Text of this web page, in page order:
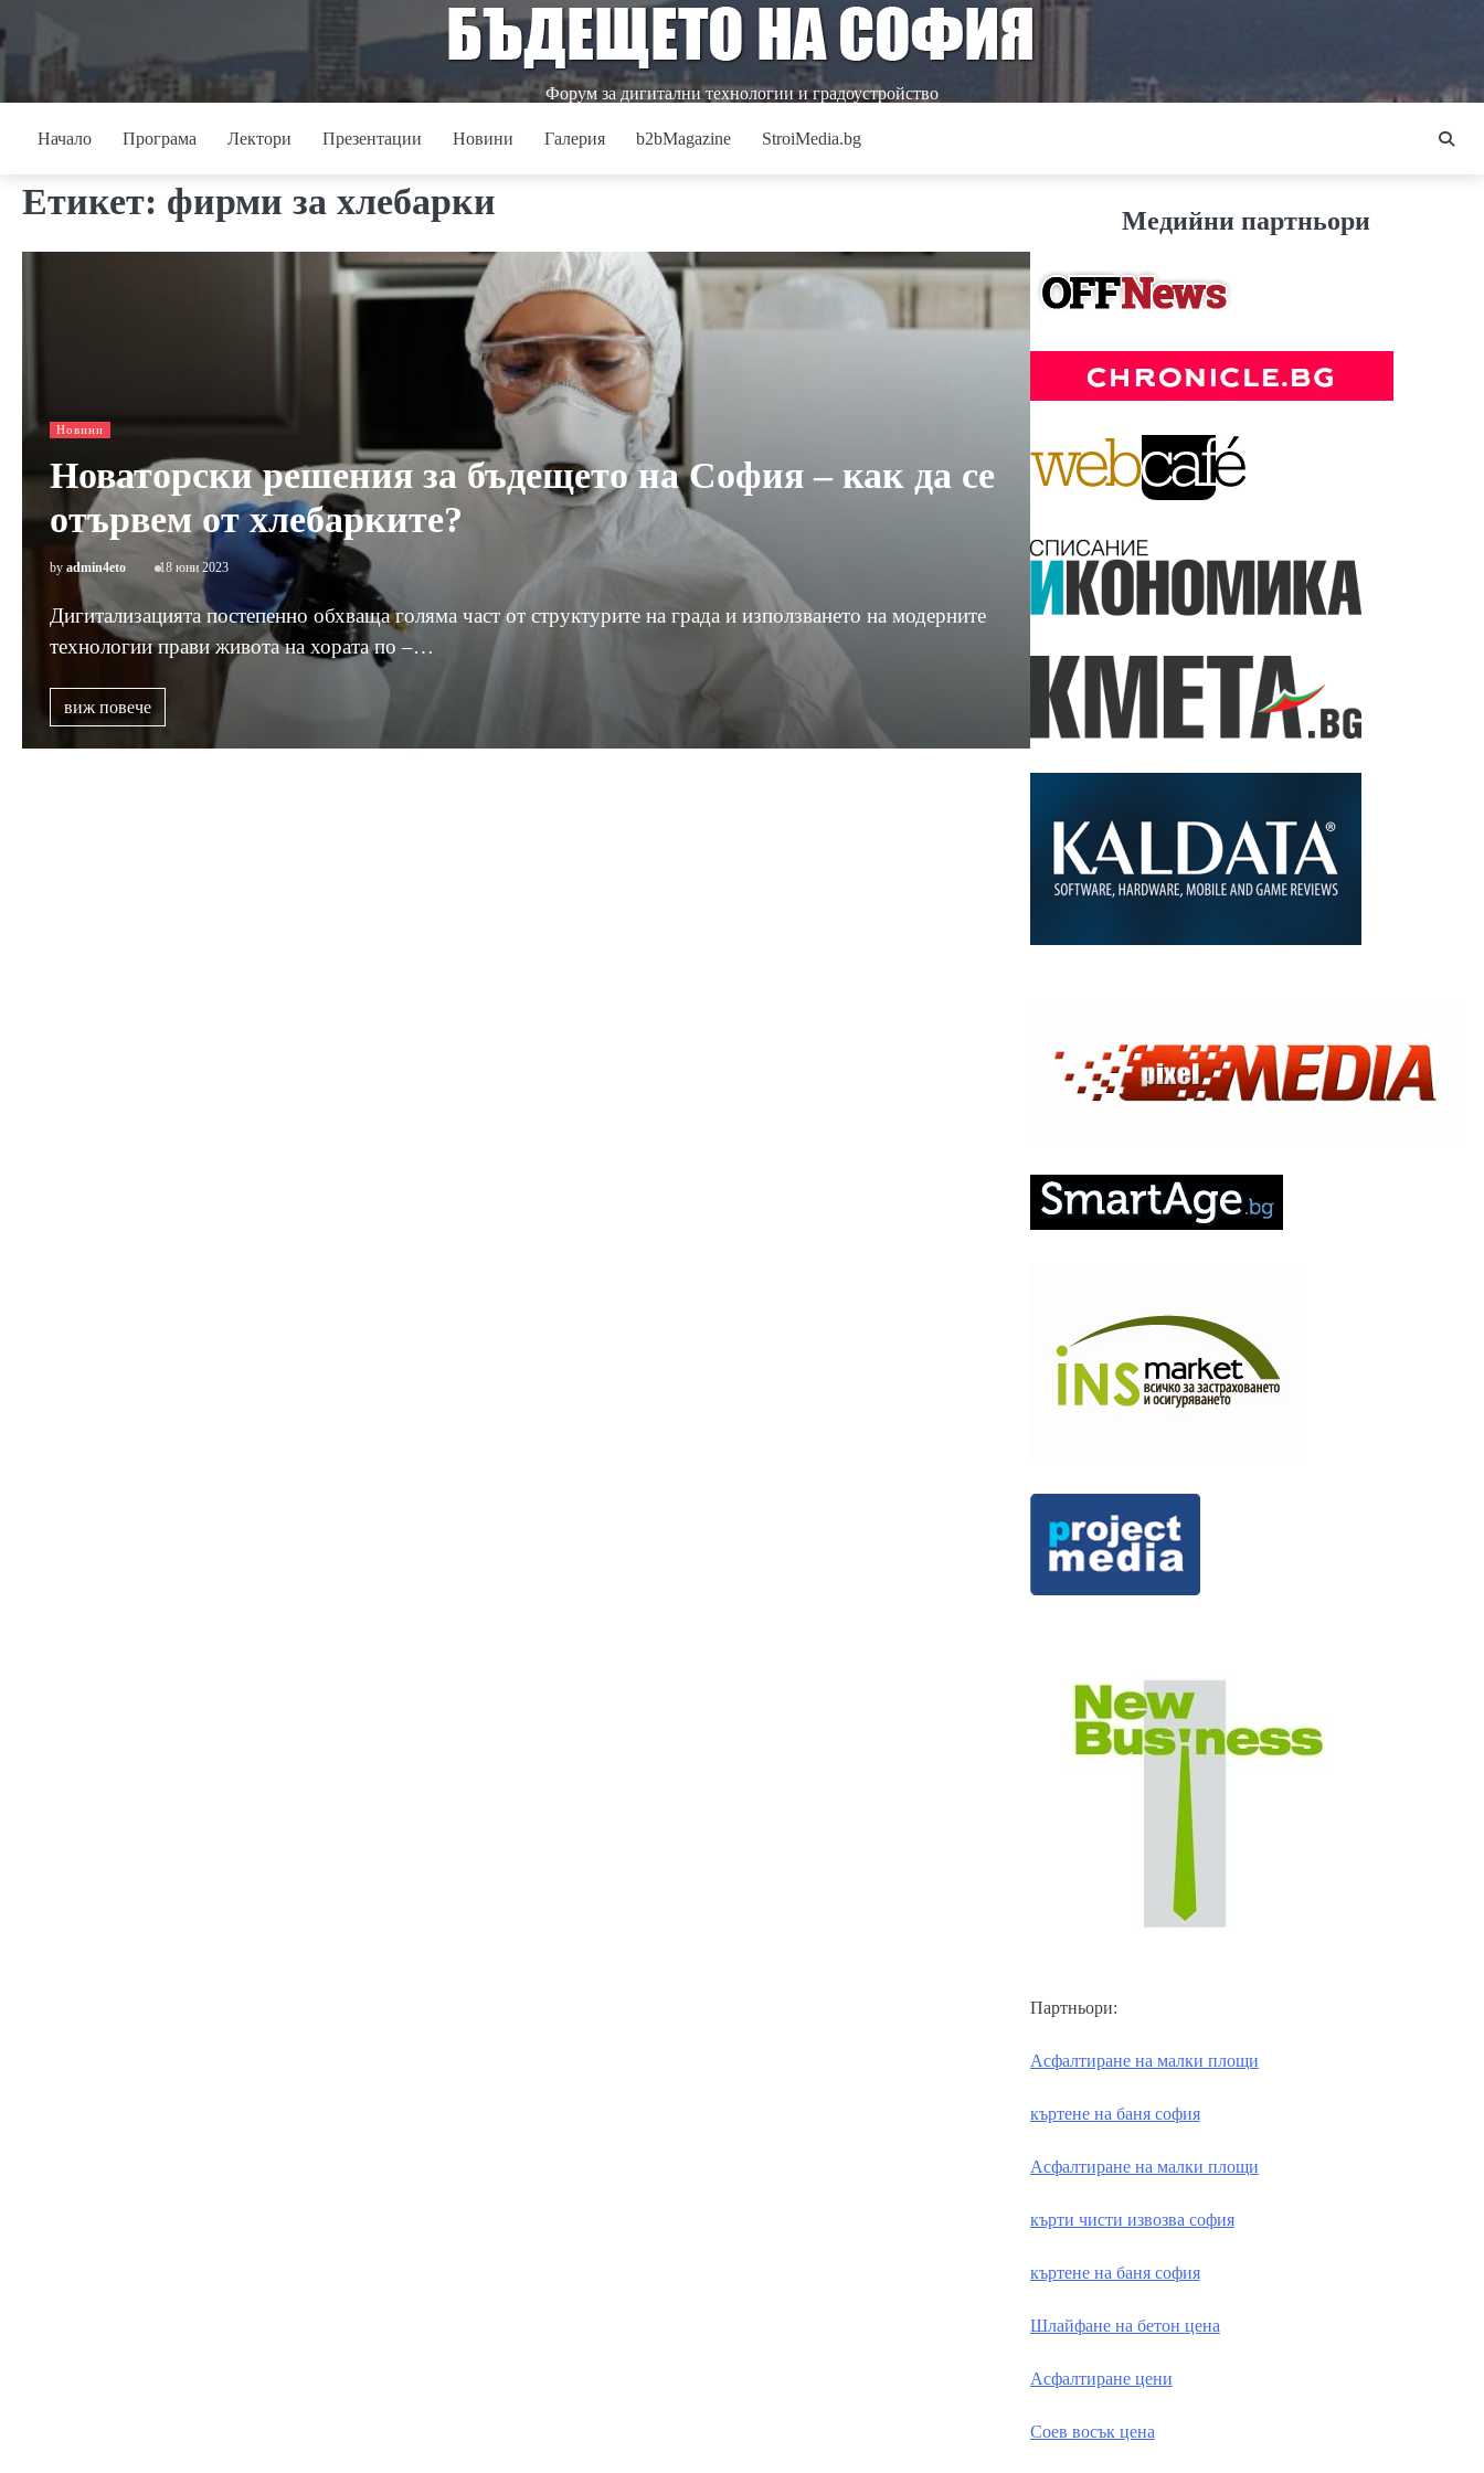
to
content
Форум за дигитални технологии и градоустройство
Начало Програма Лектори Презентации Новини Галерия b2bMagazine StroiMedia.bg
Етикет: фирми за хлебарки
Новини
Новаторски решения за бъдещето на София – как да се
отървем от хлебарките?
by admin4eto 18 юни 2023
Дигитализацията постепенно обхваща голяма част от структурите на града и използването на модерните
технологии прави живота на хората по –…
виж повече
Медийни партньори
Партньори:
Асфалтиране на малки площи
къртене на баня софия
Асфалтиране на малки площи
кърти чисти извозва софия
къртене на баня софия
Шлайфане на бетон цена
Асфалтиране цени
Соев восък цена